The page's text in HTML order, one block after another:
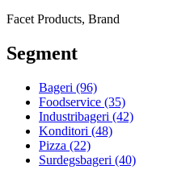
Facet Products, Brand
Segment
Bageri (96)
Foodservice (35)
Industribageri (42)
Konditori (48)
Pizza (22)
Surdegsbageri (40)